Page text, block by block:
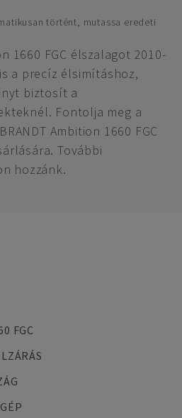
történt, mutassa eredeti
1660 FGC élszalagot 2010-
a precíz élsimításhoz,
biztosít a
Fontolja meg a
Ambition 1660 FGC
További
hozzánk.
FGC